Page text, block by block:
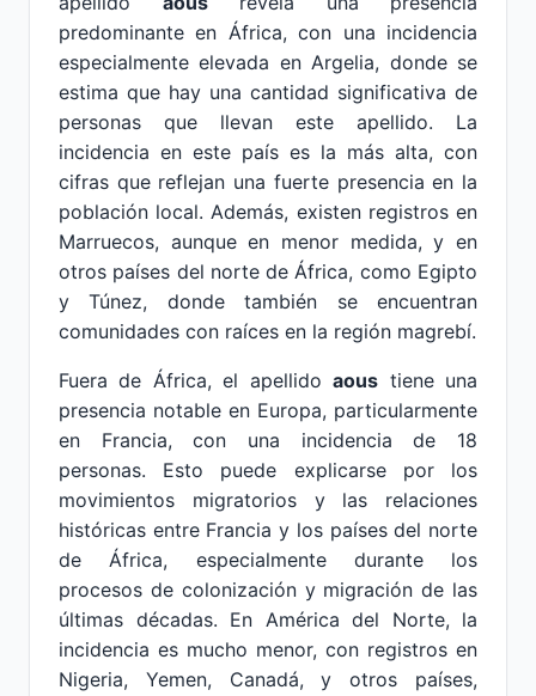
predominante en África, con una incidencia
especialmente elevada en Argelia, donde se
estima que hay una cantidad significativa de
personas que llevan este apellido. La
incidencia en este país es la más alta, con
cifras que reflejan una fuerte presencia en la
población local. Además, existen registros en
Marruecos, aunque en menor medida, y en
otros países del norte de África, como Egipto
y Túnez, donde también se encuentran
comunidades con raíces en la región magrebí.
Fuera de África, el apellidoaous tiene una
presencia notable en Europa, particularmente
en Francia, con una incidencia de 18
personas. Esto puede explicarse por los
movimientos migratorios y las relaciones
históricas entre Francia y los países del norte
de África, especialmente durante los
procesos de colonización y migración de las
últimas décadas. En América del Norte, la
incidencia es mucho menor, con registros en
Nigeria, Yemen, Canadá, y otros países,